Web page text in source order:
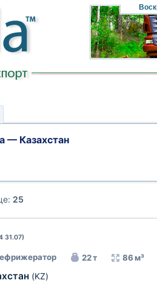
— Казахстан
25
31.07)
22 т 86 м³
(KZ)